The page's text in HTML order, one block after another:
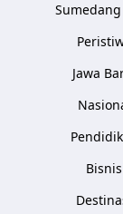
Sumedang
Jawa
Bisnis